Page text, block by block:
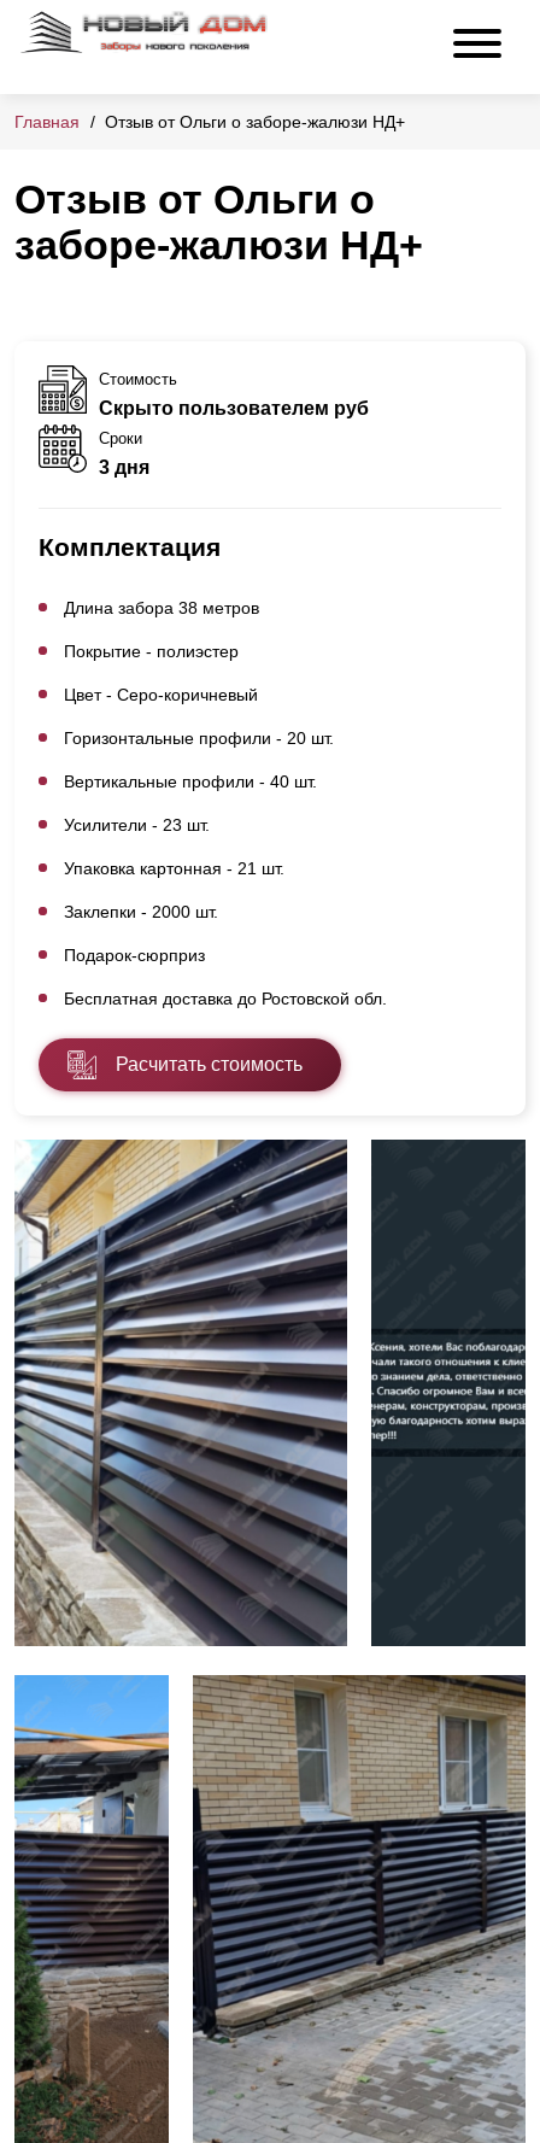
Главная Отзыв от Ольги о заборе-жалюзи НД+
Отзыв от Ольги о
заборе-жалюзи НД+
Стоимость
Скрыто пользователем руб
Сроки
3 дня
Комплектация
Длина забора 38 метров
Покрытие - полиэстер
Цвет - Серо-коричневый
Горизонтальные профили - 20 шт.
Вертикальные профили - 40 шт.
Усилители - 23 шт.
Упаковка картонная - 21 шт.
Заклепки - 2000 шт.
Подарок-сюрприз
Бесплатная доставка до Ростовской обл.
Расчитать стоимость